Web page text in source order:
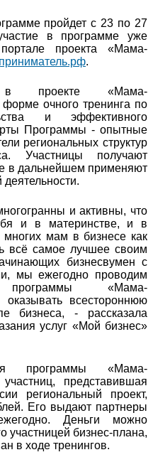
пройдет с 23 по 27
в программе уже
проекта «Мама-
.
в проекте «Мама-
очного тренинга по
и эффективного
Программы - опытные
региональных структур
Участницы получают
в дальнейшем применяют
и активны, что
и в материнстве, и в
мам в бизнесе как
всё самое лучшее своим
бизнесвумен с
мы ежегодно проводим
«Мама-
всестороннюю
бизнеса, - рассказала
услуг «Мой бизнес»
программы «Мама-
представившая
региональный проект,
Его выдают партнеры
Деньги можно
участницей бизнес-плана,
в ходе тренингов.